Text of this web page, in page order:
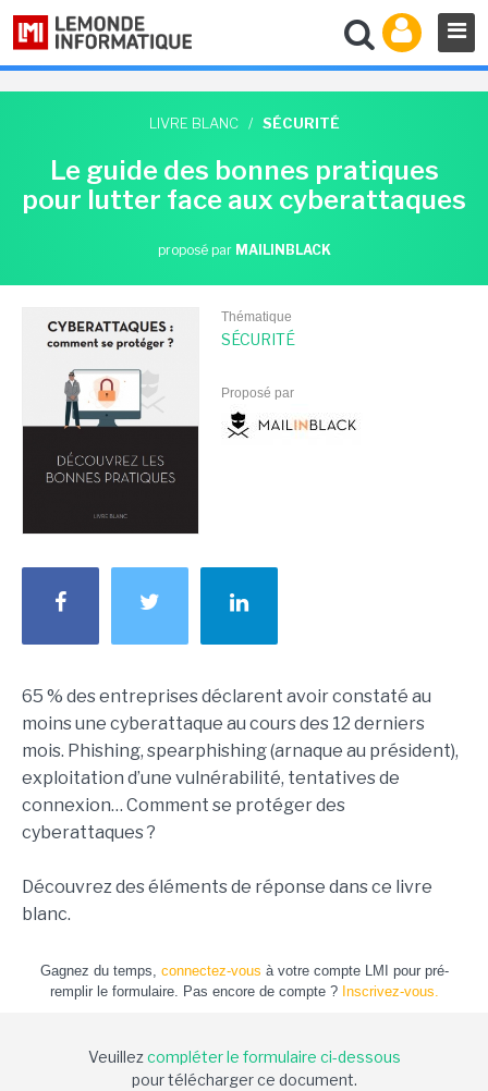
LIVRE BLANC / SÉCURITÉ
Le guide des bonnes pratiques
pour lutter face aux cyberattaques
proposé par MAILINBLACK
Thématique
SÉCURITÉ
Proposé par
65 % des entreprises déclarent avoir constaté au
moins une cyberattaque au cours des 12 derniers
mois. Phishing, spearphishing (arnaque au président),
exploitation d’une vulnérabilité, tentatives de
connexion… Comment se protéger des
cyberattaques ?
Découvrez des éléments de réponse dans ce livre
blanc.
Gagnez du temps, connectez-vous à votre compte LMI pour pré-
remplir le formulaire. Pas encore de compte ? Inscrivez-vous.
Veuillezcompléter le formulaire ci-dessous
pour télécharger ce document.